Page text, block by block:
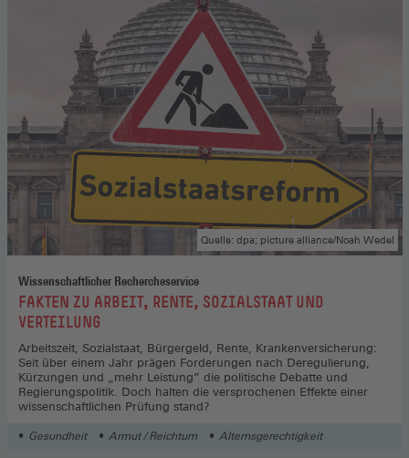
Wissenschaftlicher Rechercheservice
:FAKTEN ZU ARBEIT, RENTE, SOZIALSTAAT UND
VERTEILUNG
Quelle: dpa; picture alliance/Noah Wedel
Arbeitszeit, Sozialstaat, Bürgergeld, Rente, Krankenversicherung:
Seit über einem Jahr prägen Forderungen nach Deregulierung,
Kürzungen und „mehr Leistung” die politische Debatte und
Regierungspolitik. Doch halten die versprochenen Effekte einer
wissenschaftlichen Prüfung stand?
Gesundheit Armut / Reichtum Alternsgerechtigkeit